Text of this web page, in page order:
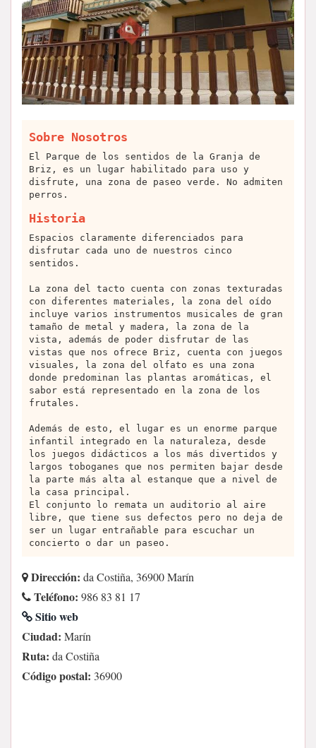
Sobre Nosotros
El Parque de los sentidos de la Granja de
Briz, es un lugar habilitado para uso y
disfrute, una zona de paseo verde. No admiten
perros.
Historia
Espacios claramente diferenciados para
disfrutar cada uno de nuestros cinco
sentidos.
La zona del tacto cuenta con zonas texturadas
con diferentes materiales, la zona del oído
incluye varios instrumentos musicales de gran
tamaño de metal y madera, la zona de la
vista, además de poder disfrutar de las
vistas que nos ofrece Briz, cuenta con juegos
visuales, la zona del olfato es una zona
donde predominan las plantas aromáticas, el
sabor está representado en la zona de los
frutales.
Además de esto, el lugar es un enorme parque
infantil integrado en la naturaleza, desde
los juegos didácticos a los más divertidos y
largos toboganes que nos permiten bajar desde
la parte más alta al estanque que a nivel de
la casa principal.
El conjunto lo remata un auditorio al aire
libre, que tiene sus defectos pero no deja de
ser un lugar entrañable para escuchar un
concierto o dar un paseo.
Dirección: da Costiña, 36900 Marín
Teléfono: 986 83 81 17
Sitio web
Ciudad: Marín
Ruta: da Costiña
Código postal: 36900